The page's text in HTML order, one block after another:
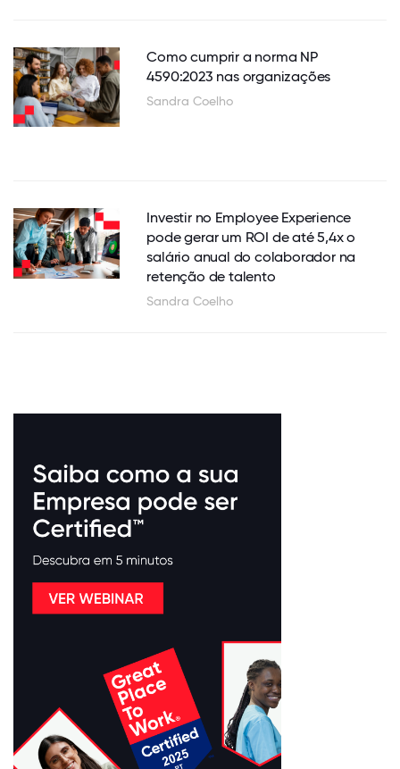
Como cumprir a norma NP
4590:2023 nas organizações
Sandra Coelho
Investir no Employee Experience
pode gerar um ROI de até 5,4x o
salário anual do colaborador na
retenção de talento
Sandra Coelho